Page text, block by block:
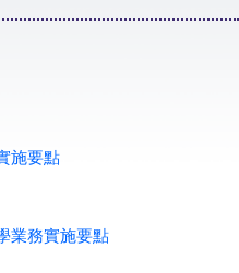
施要點
業務實施要點